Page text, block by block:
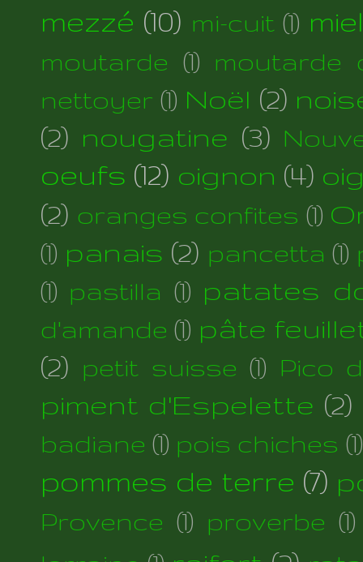
mezzé (10) mi-cuit (1) miel
moutarde (1) moutarde
nettoyer (1) Noël (2)
(2) nougatine (3)
oeufs (12) oignon (4)
(2) oranges confites (1)
(1) panais (2) pancetta (1)
(1) pastilla (1) patates
d'amande (1) pâte
(2) petit suisse (1) Pico
piment d'Espelette (2)
badiane (1) pois chiches (1)
pommes de terre (7)
Provence (1) proverbe (1)